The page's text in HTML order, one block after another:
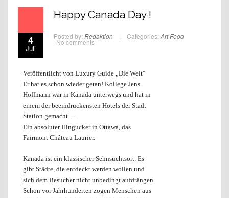
4
Juli
Happy Canada Day !
Posted by: Redaktion Categories: ArtFood
No comments
Veröffentlicht von Luxury Guide „Die Welt“
Er hat es schon wieder getan! Kollege Jens
Hoffmann war in Kanada unterwegs und hat in
einem der beeindruckensten Hotels der Stadt
Station gemacht…
Ein absoluter Hingucker in Ottawa, das
Fairmont Château Laurier.
Kanada ist ein klassischer Sehnsuchtsort. Es
gibt Städte, die entdeckt werden wollen und
sich dem Besucher nicht unbedingt aufdrängen.
Schon vor Jahrhunderten zogen Menschen aus